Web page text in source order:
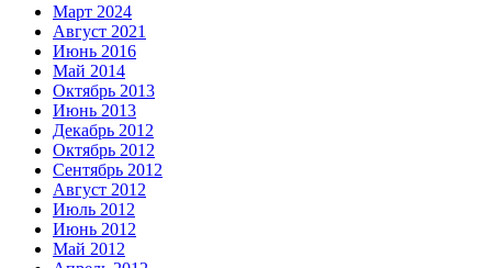
Март 2024
Август 2021
Июнь 2016
Май 2014
Октябрь 2013
Июнь 2013
Декабрь 2012
Октябрь 2012
Сентябрь 2012
Август 2012
Июль 2012
Июнь 2012
Май 2012